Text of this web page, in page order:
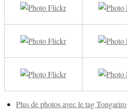
Plus de photos avec le tag Tongariro